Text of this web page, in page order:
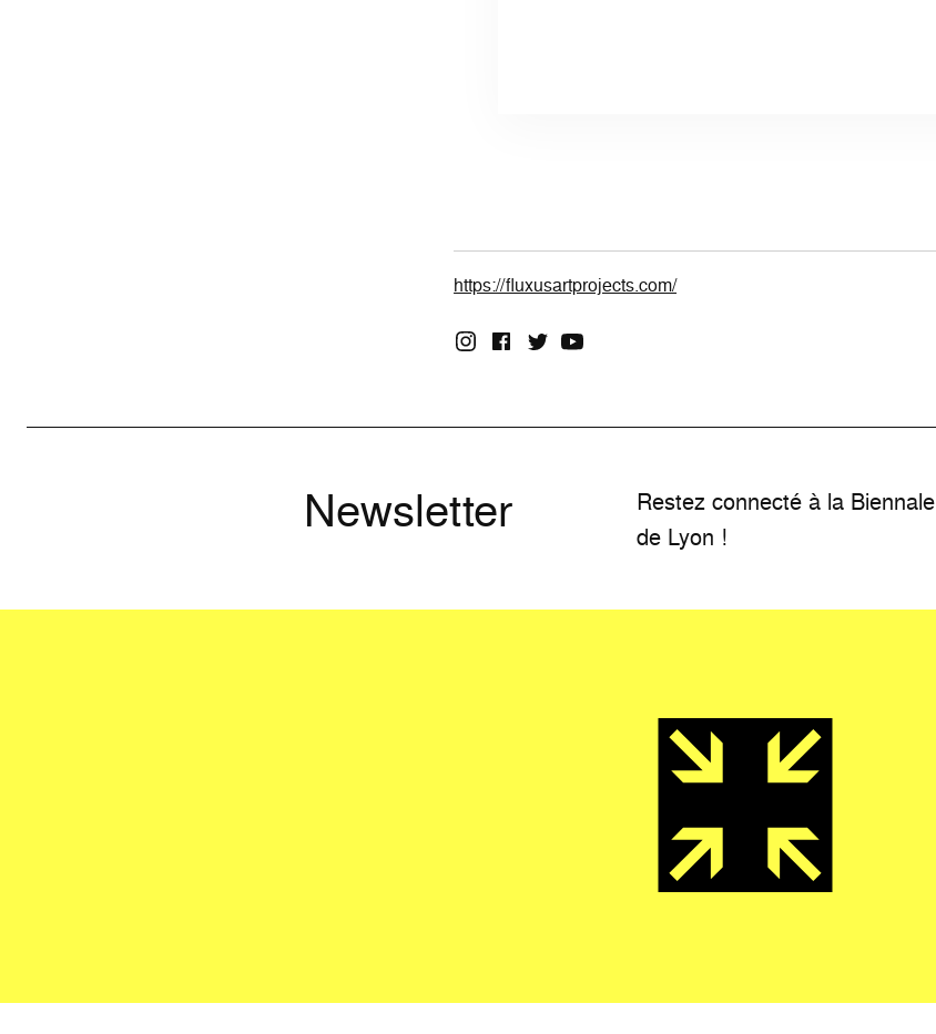
https://fluxusartprojects.com/
Newsletter
Restez connecté à la Biennale
de Lyon !